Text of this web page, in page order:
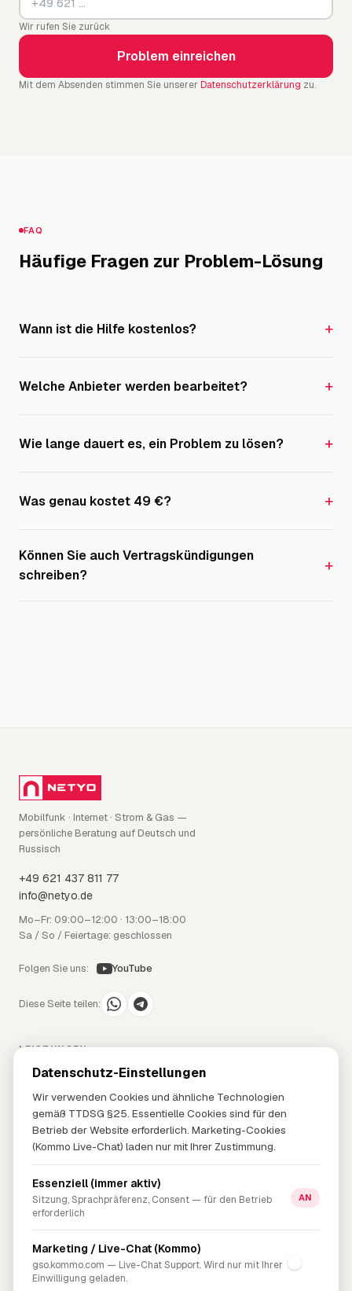
Datenschutz-Einstellungen
Wir verwenden Cookies und ähnliche Technologien
gemäß TTDSG §25. Essentielle Cookies sind für den
Betrieb der Website erforderlich. Marketing-Cookies
(Kommo Live-Chat) laden nur mit Ihrer Zustimmung.
Essenziell (immer aktiv)
Sitzung, Sprachpräferenz, Consent — für den Betrieb
erforderlich
AN
Marketing / Live-Chat (Kommo)
gso.kommo.com — Live-Chat Support. Wird nur mit Ihrer
Einwilligung geladen.
Wir rufen Sie zurück
Problem einreichen
Mit dem Absenden stimmen Sie unserer Datenschutzerklärung zu.
FAQ
Häufige Fragen zur Problem-Lösung
Wann ist die Hilfe kostenlos?
Welche Anbieter werden bearbeitet?
Wie lange dauert es, ein Problem zu lösen?
Was genau kostet 49 €?
Können Sie auch Vertragskündigungen
schreiben?
Mobilfunk · Internet · Strom & Gas —
persönliche Beratung auf Deutsch und
Russisch
+49 621 437 811 77
info@netyo.de
Mo–Fr: 09:00–12:00 · 13:00–18:00
Sa / So / Feiertage: geschlossen
Folgen Sie uns: YouTube
Diese Seite teilen:
LEISTUNGEN
Mobilfunk
Internet
Strom & Gas
Problem-Lösung
Über uns
Blog
FAQ
Kontakt